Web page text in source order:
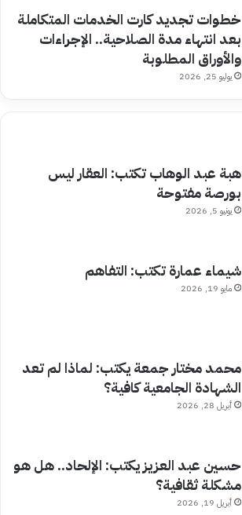
خطوات تجديد كارت الخدمات المتكاملة
بعد انتهاء مدة الصلاحية.. الإجراءات
والأوراق المطلوبة
يوليو 25, 2026
هبة عبد الوهاب تكتب: العقار ليس
بورصة مفتوحة
يونيو 5, 2026
شيماء عمارة تكتب: التفاهم
مايو 19, 2026
محمد مختار جمعة يكتب: لماذا لم تعد
الشهادة الجامعية كافية؟
أبريل 28, 2026
حسين عبد العزيز يكتب: الإلحاد.. هل هو
مشكلة ثقافية؟
أبريل 19, 2026